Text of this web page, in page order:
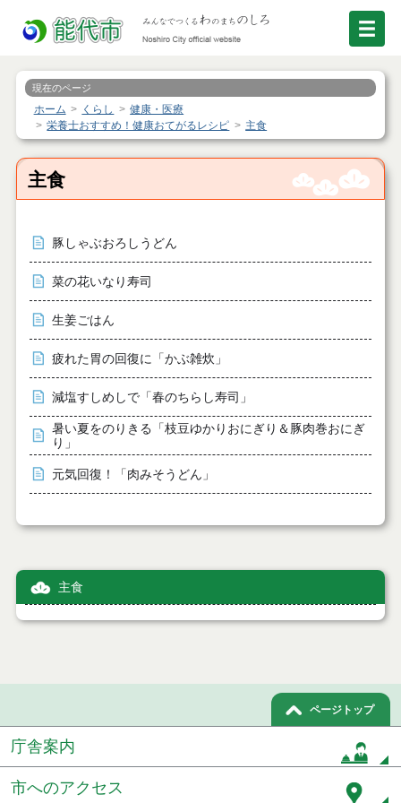
現在のページ
ホーム くらし
健康・医療
栄養士おすすめ！健康おてがるレシピ
主食
主食
豚しゃぶおろしうどん
菜の花いなり寿司
生姜ごはん
疲れた胃の回復に「かぶ雑炊」
減塩すしめしで「春のちらし寿司」
暑い夏をのりきる「枝豆ゆかりおにぎり＆豚肉巻おにぎ
り」
元気回復！「肉みそうどん」
主食
ページトップ
庁舎案内
市へのアクセス